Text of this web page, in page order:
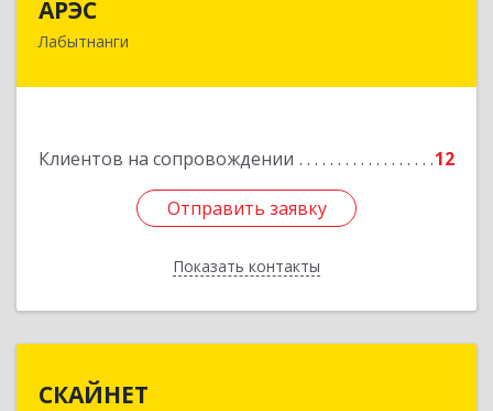
АРЭС
Лабытнанги
Клиентов на сопровождении 12
Отправить заявку
Показать контакты
629400, Ямало-Ненецкий АО, Лабытнанги г,
Отправить заявку
Назад
СКАЙНЕТ